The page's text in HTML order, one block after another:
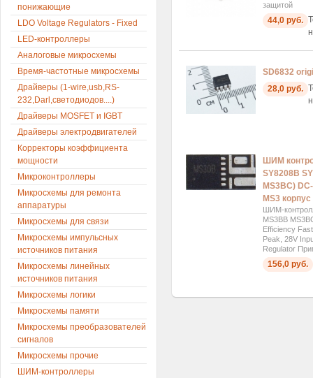
защитой
44,0 руб.
SD6832
28,0 руб.
ШИМ
SY8208B
MS3BC)
MS3
ШИМ-
MS3BB
Efficiency
Peak, 28V
Regulator
156,0 руб.
понижающие
LDO Voltage Regulators - Fixed
LED-контроллеры
Аналоговые микросхемы
Время-частотные микросхемы
Драйверы (1-wire,usb,RS-
232,Darl,светодиодов....)
Драйверы MOSFET и IGBT
Драйверы электродвигателей
Корректоры коэффициента
мощности
Микроконтроллеры
Микросхемы для ремонта
аппаратуры
Микросхемы для связи
Микросхемы импульсных
источников питания
Микросхемы линейных
источников питания
Микросхемы логики
Микросхемы памяти
Микросхемы преобразователей
сигналов
Микросхемы прочие
ШИМ-контроллеры